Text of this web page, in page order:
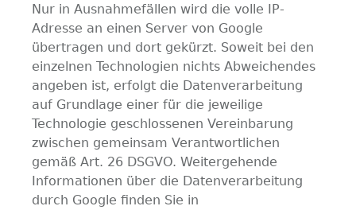
Nur in Ausnahmefällen wird die volle IP-
Adresse an einen Server von Google
übertragen und dort gekürzt. Soweit bei den
einzelnen Technologien nichts Abweichendes
angeben ist, erfolgt die Datenverarbeitung
auf Grundlage einer für die jeweilige
Technologie geschlossenen Vereinbarung
zwischen gemeinsam Verantwortlichen
gemäß Art. 26 DSGVO. Weitergehende
Informationen über die Datenverarbeitung
durch Google finden Sie in